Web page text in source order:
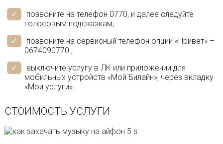
позвоните на телефон 0770, и далее следуйте
голосовым подсказкам;
позвоните на сервисный телефон опции «Привет» –
0674090770 ;
выключите услугу в ЛК или приложении для
мобильных устройств «Мой Билайн», через вкладку
«Мои услуги».
СТОИМОСТЬ УСЛУГИ